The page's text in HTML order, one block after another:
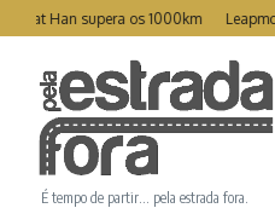
Ir para o conteúdo
Han supera os 1000km
É tempo de partir… pela estrada fora.